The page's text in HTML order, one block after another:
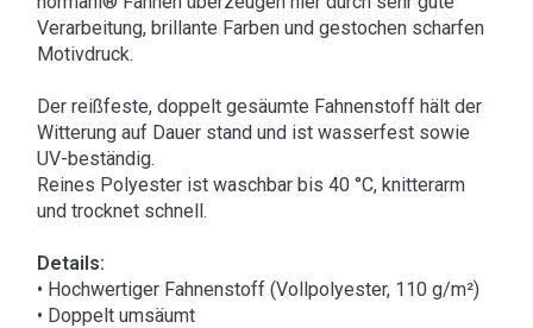
Verarbeitung, brillante Farben und gestochen scharfen
Motivdruck.
Der reißfeste, doppelt gesäumte Fahnenstoff hält der
Witterung auf Dauer stand und ist wasserfest sowie
UV-beständig.
Reines Polyester ist waschbar bis 40 °C, knitterarm
und trocknet schnell.
Details:
• Hochwertiger Fahnenstoff (Vollpolyester, 110 g/m²)
• Doppelt umsäumt